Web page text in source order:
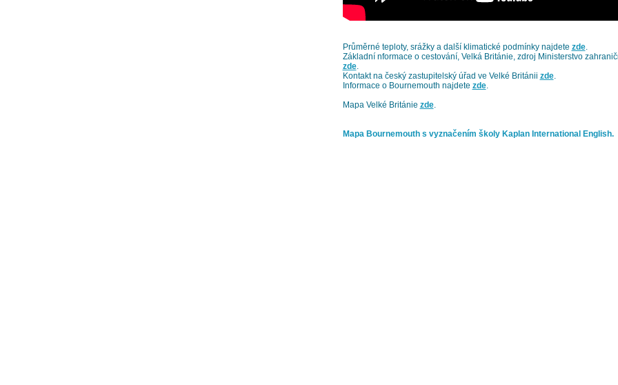
Průměrné teploty, srážky a další klimatické podmínky najdete zde.
Základní nformace o cestování, Velká Británie, zdroj Ministerstvo
zde.
Kontakt na český zastupitelský úřad ve Velké Británii zde.
Informace o Bournemouth najdete zde.
Mapa Velké Británie zde.
Mapa Bournemouth s vyznačením školy Kaplan International English.